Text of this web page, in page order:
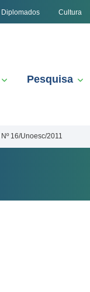
Diplomados Cultura
Pesquisa
16/Unoesc/2011